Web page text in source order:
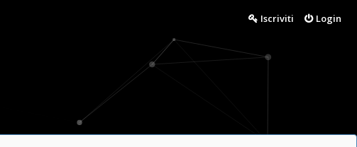
Login
Iscriviti